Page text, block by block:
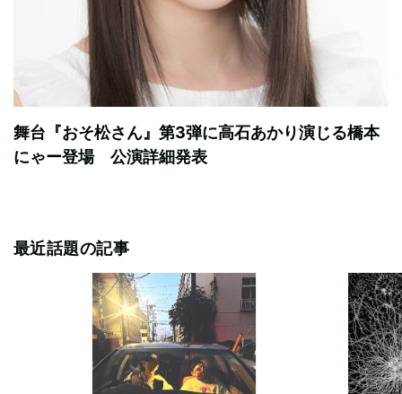
舞台『おそ松さん』第3弾に高石あかり演じる橋本
にゃー登場 公演詳細発表
最近話題の記事